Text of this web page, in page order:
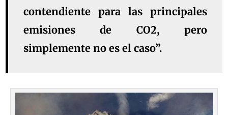
contendiente para las principales
emisiones de CO2, pero
simplemente no es el caso”.